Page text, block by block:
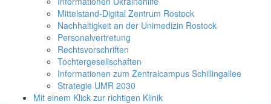
Mittelstand-Digital Zentrum Rostock
Nachhaltigkeit an der Unimedizin Rostock
Personalvertretung
Rechtsvorschriften
Tochtergesellschaften
Informationen zum Zentralcampus Schillingallee
Strategie UMR 2030
Mit einem Klick zur richtigen Klinik